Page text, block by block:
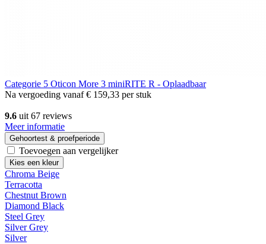
Categorie 5 Oticon More 3 miniRITE R - Oplaadbaar
Na vergoeding vanaf€ 159,33 per stuk
9.6 uit 67 reviews
Meer informatie
Gehoortest & proefperiode
Toevoegen aan vergelijker
Kies een kleur
Chroma Beige
Terracotta
Chestnut Brown
Diamond Black
Steel Grey
Silver Grey
Silver